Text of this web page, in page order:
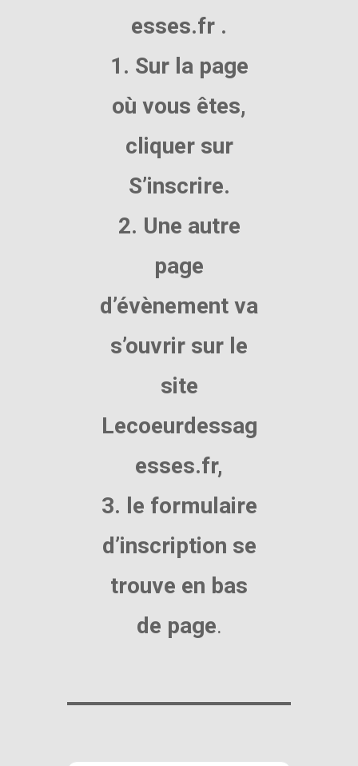
esses.fr .
1. Sur la page
où vous êtes,
cliquer sur
S’inscrire.
2. Une autre
page
d’évènement va
s’ouvrir sur le
site
Lecoeurdessag
esses.fr,
3. le formulaire
d’inscription se
trouve en bas
de page.